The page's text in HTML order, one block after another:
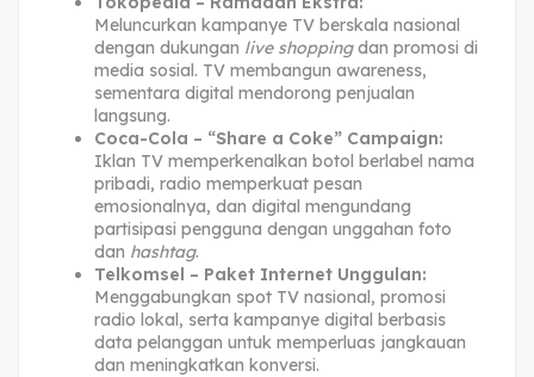
Meluncurkan kampanye TV berskala nasional
dengan dukungan live shoppingdan promosi di
media sosial. TV membangun awareness,
sementara digital mendorong penjualan
langsung.
Coca-Cola – “Share a Coke” Campaign:
Iklan TV memperkenalkan botol berlabel nama
pribadi, radio memperkuat pesan
emosionalnya, dan digital mengundang
partisipasi pengguna dengan unggahan foto
dan hashtag.
Telkomsel – Paket Internet Unggulan:
Menggabungkan spot TV nasional, promosi
radio lokal, serta kampanye digital berbasis
data pelanggan untuk memperluas jangkauan
dan meningkatkan konversi.